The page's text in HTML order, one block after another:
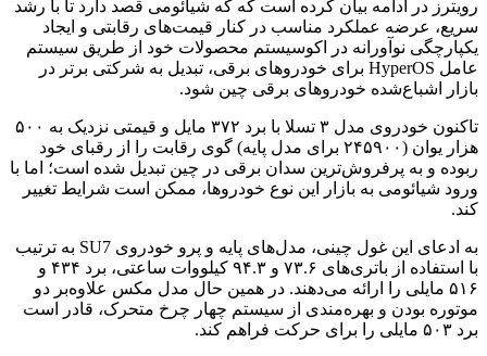
رویترز در ادامه بیان کرده است که که شیائومی قصد دارد تا با رشد
سریع، عرضه عملکرد مناسب در کنار قیمت‌های رقابتی و ایجاد
یکپارچگی نوآورانه در اکوسیستم محصولات خود از طریق سیستم
عامل HyperOS برای خودروهای برقی، تبدیل به شرکتی برتر در
بازار اشباع‌شده خودروهای برقی چین شود.
تاکنون خودروی مدل ۳ تسلا با برد ۳۷۲ مایل و قیمتی نزدیک به ۵۰۰
هزار یوان (۲۴۵۹۰۰ برای مدل پایه) گوی رقابت را از رقبای خود
ربوده و به پرفروش‌ترین سدان برقی در چین تبدیل شده است؛ اما با
ورود شیائومی به بازار این نوع خودروها، ممکن است شرایط تغییر
کند.
به ادعای این غول چینی، مدل‌های پایه و پرو خودروی SU7 به ترتیب
با استفاده از باتری‌های ۷۳.۶ و ۹۴.۳ کیلووات ‌ساعتی، برد ۴۳۴ و
۵۱۶ مایلی را ارائه می‌دهند. در همین حال مدل مکس علاوه‌بر دو
موتوره بودن و بهره‌مندی از سیستم چهار چرخ متحرک، قادر است
برد ۵۰۳ مایلی را برای حرکت فراهم کند.